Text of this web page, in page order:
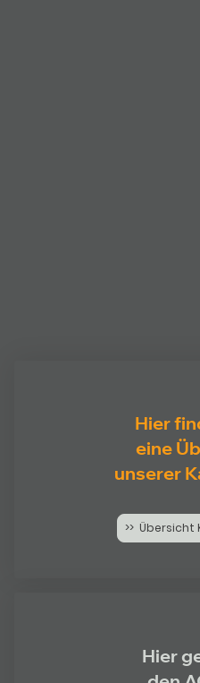
Hier
eine
unserer
>> Übersicht
Hier